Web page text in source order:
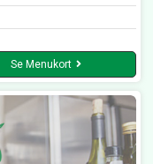
Se Menukort